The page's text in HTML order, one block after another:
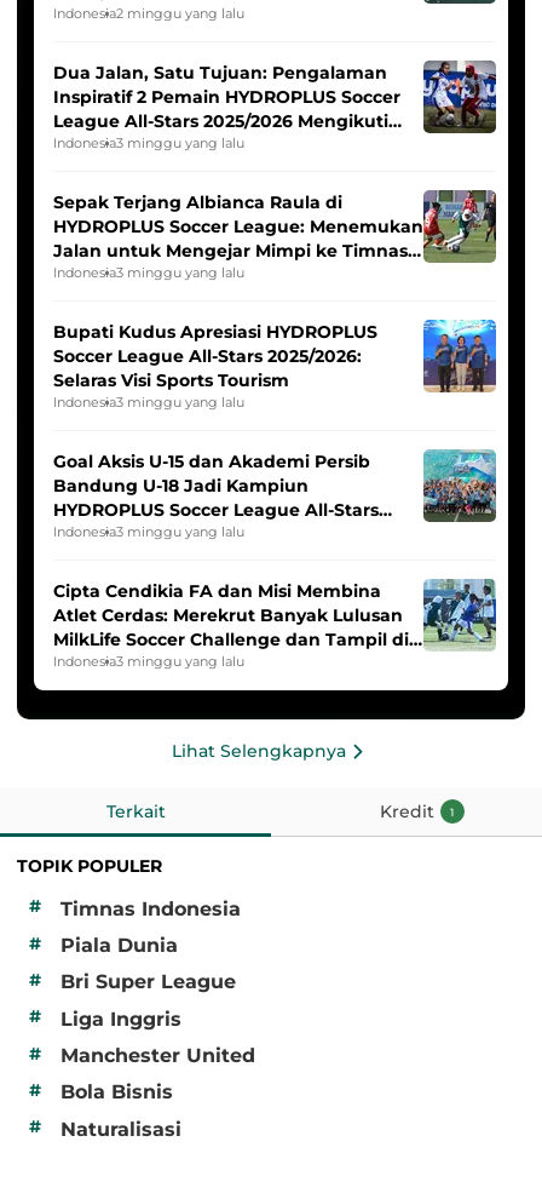
Indonesia2 minggu yang lalu
Dua Jalan, Satu Tujuan: Pengalaman
Inspiratif 2 Pemain HYDROPLUS Soccer
League All-Stars 2025/2026 Mengikuti
Seleksi Timnas Indonesia Putri
Indonesia3 minggu yang lalu
Sepak Terjang Albianca Raula di
HYDROPLUS Soccer League: Menemukan
Jalan untuk Mengejar Mimpi ke Timnas
Indonesia Putri
Indonesia3 minggu yang lalu
Bupati Kudus Apresiasi HYDROPLUS
Soccer League All-Stars 2025/2026:
Selaras Visi Sports Tourism
Indonesia3 minggu yang lalu
Goal Aksis U-15 dan Akademi Persib
Bandung U-18 Jadi Kampiun
HYDROPLUS Soccer League All-Stars
2025/2026
Indonesia3 minggu yang lalu
Cipta Cendikia FA dan Misi Membina
Atlet Cerdas: Merekrut Banyak Lulusan
MilkLife Soccer Challenge dan Tampil di
HYDROPLUS Soccer League
Indonesia3 minggu yang lalu
Lihat Selengkapnya
Terkait Kredit 1
TOPIK POPULER
#
Timnas Indonesia
# Piala Dunia
# Bri Super League
# Liga Inggris
# Manchester United
# Bola Bisnis
# Naturalisasi